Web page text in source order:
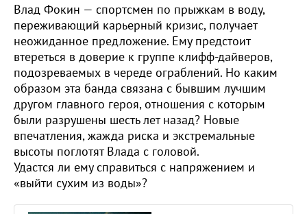
Влад Фокин — спортсмен по прыжкам в воду,
переживающий карьерный кризис, получает
неожиданное предложение. Ему предстоит
втереться в доверие к группе клифф-дайверов,
подозреваемых в череде ограблений. Но каким
образом эта банда связана с бывшим лучшим
другом главного героя, отношения с которым
были разрушены шесть лет назад? Новые
впечатления, жажда риска и экстремальные
высоты поглотят Влада с головой.
Удастся ли ему справиться с напряжением и
«выйти сухим из воды»?